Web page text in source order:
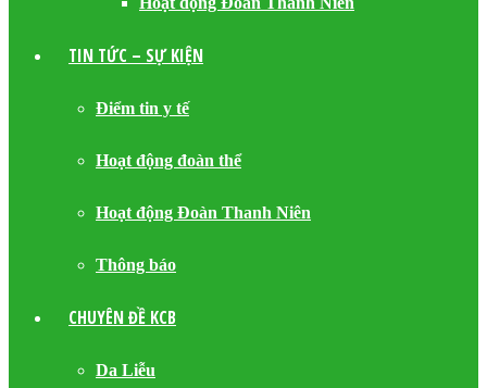
TIN TỨC – SỰ KIỆN
Điểm tin y tế
Hoạt động đoàn thể
Hoạt động Đoàn Thanh Niên
Thông báo
CHUYÊN ĐỀ KCB
Da Liễu